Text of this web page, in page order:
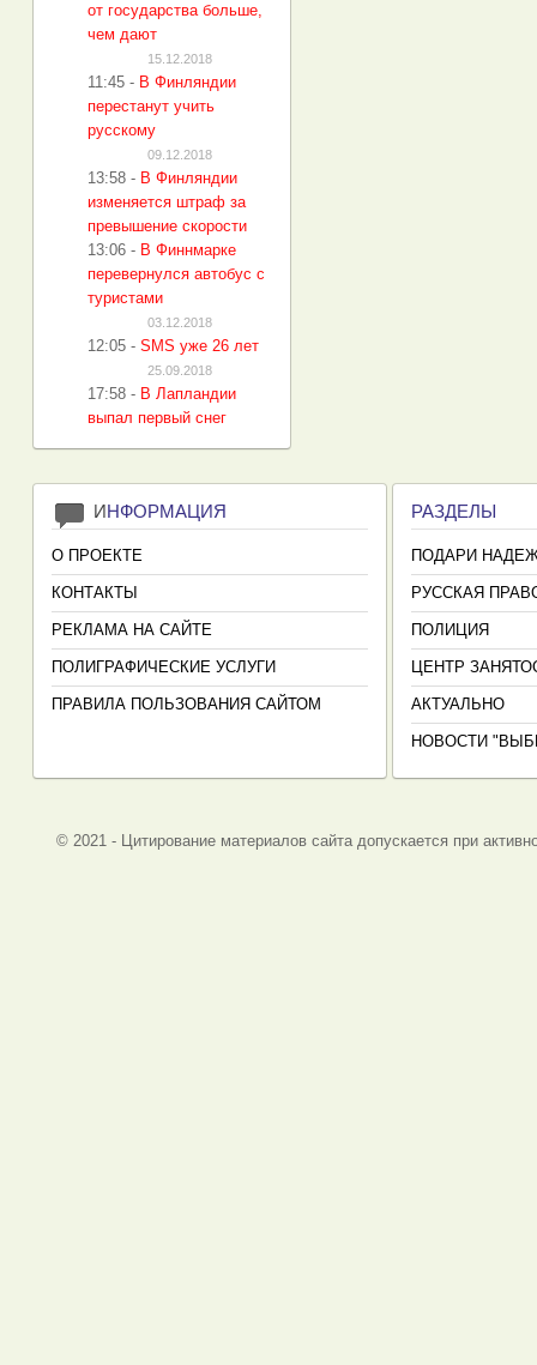
от государства больше,
чем дают
15.12.2018
11:45 - В Финляндии
перестанут учить
русскому
09.12.2018
13:58 - В Финляндии
изменяется штраф за
превышение скорости
13:06 - В Финнмарке
перевернулся автобус с
туристами
03.12.2018
12:05 - SMS уже 26 лет
25.09.2018
17:58 - В Лапландии
выпал первый снег
ИНФОРМАЦИЯ
О ПРОЕКТЕ
КОНТАКТЫ
РЕКЛАМА НА САЙТЕ
ПОЛИГРАФИЧЕСКИЕ УСЛУГИ
ПРАВИЛА ПОЛЬЗОВАНИЯ САЙТОМ
РАЗДЕЛЫ
ПОДАРИ
РУССКАЯ
ПОЛИЦИЯ
ЦЕНТР
АКТУАЛЬНО
НОВОСТИ
© 2021 - Цитирование материалов сайта допускается при